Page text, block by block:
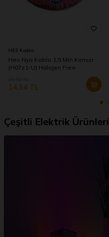
HES Kablo
Hes Nya Kablo 1,5 Mm Kırmızı
(H07z1-U) Halojen Free
14,34 TL
Çeşitli Elektrik Ürünleri